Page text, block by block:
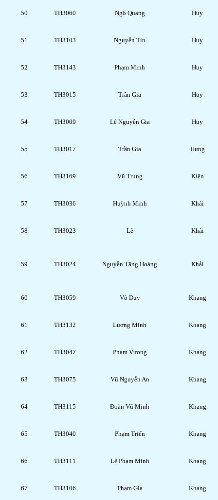
50 TH3060 Ngô Quang Huy
51 TH3103 Nguyễn Tín Huy
52 TH3143 Phạm Minh Huy
53 TH3015 Trần Gia Huy
54 TH3009 Lê Nguyễn Gia Huy
55 TH3017 Trần Gia Hưng
56 TH3169 Vũ Trung Kiên
57 TH3036 Huỳnh Minh Khải
58 TH3023 Lê Khải
59 TH3024 Nguyễn Tăng Hoàng Khải
60 TH3059 Võ Duy Khang
61 TH3132 Lương Minh Khang
62 TH3047 Phạm Vương Khang
63 TH3075 Vũ Nguyễn An Khang
64 TH3115 Đoàn Vũ Minh Khang
65 TH3040 Phạm Triển Khang
66 TH3111 Lê Phạm Minh Khang
67 TH3106 Phạm Gia Khang